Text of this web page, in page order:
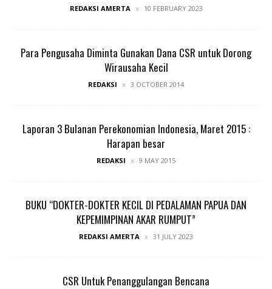
REDAKSI AMERTA 10 FEBRUARY 2023
Para Pengusaha Diminta Gunakan Dana CSR untuk Dorong
Wirausaha Kecil
REDAKSI 3 OCTOBER 2014
Laporan 3 Bulanan Perekonomian Indonesia, Maret 2015 :
Harapan besar
REDAKSI 9 MAY 2015
BUKU “DOKTER-DOKTER KECIL DI PEDALAMAN PAPUA DAN
KEPEMIMPINAN AKAR RUMPUT”
REDAKSI AMERTA 31 JULY 2023
CSR Untuk Penanggulangan Bencana